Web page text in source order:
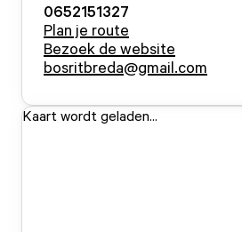
0652151327
Plan je route
Bezoek de website
bosritbreda@gmail.com
Kaart wordt geladen...